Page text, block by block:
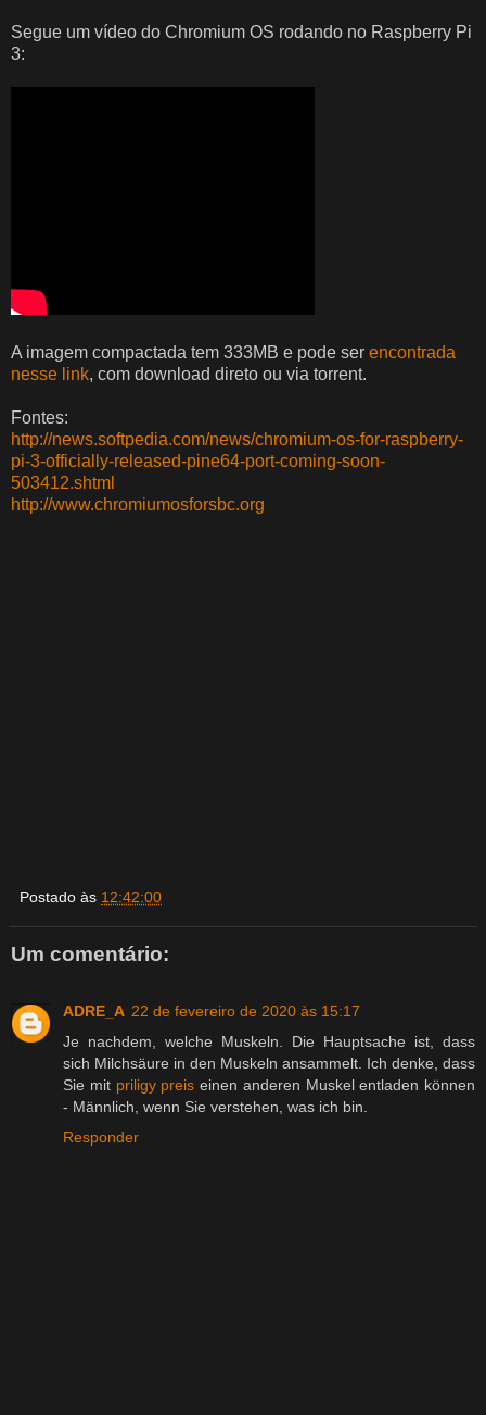
Segue um vídeo do Chromium OS rodando no Raspberry Pi
3:
A imagem compactada tem 333MB e pode ser encontrada
nesse link, com download direto ou via torrent.
Fontes:
http://news.softpedia.com/news/chromium-os-for-raspberry-
pi-3-officially-released-pine64-port-coming-soon-
503412.shtml
http://www.chromiumosforsbc.org
Postado às 12:42:00
Um comentário:
ADRE_A 22 de fevereiro de 2020 às 15:17
Je nachdem, welche Muskeln. Die Hauptsache ist, dass
sich Milchsäure in den Muskeln ansammelt. Ich denke, dass
Sie mit priligy preis einen anderen Muskel entladen können
- Männlich, wenn Sie verstehen, was ich bin.
Responder